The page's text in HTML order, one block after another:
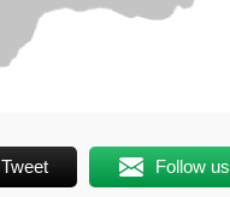
Tweet Follow us